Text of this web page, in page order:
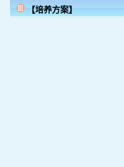
【培养方案】